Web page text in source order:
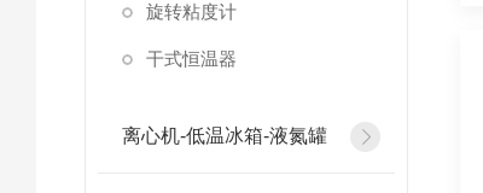
旋转粘度计
干式恒温器
离心机-低温冰箱-液氮罐